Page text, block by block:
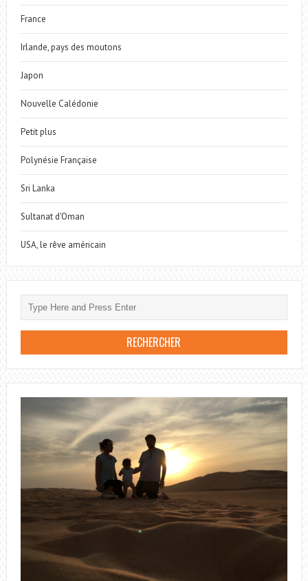
France
Irlande, pays des moutons
Japon
Nouvelle Calédonie
Petit plus
Polynésie Française
Sri Lanka
Sultanat d'Oman
USA, le rêve américain